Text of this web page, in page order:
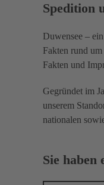
Spedition
Duwensee –
Fakten rund
Fakten und
Gegründet im
unserem
nationalen
Sie haben